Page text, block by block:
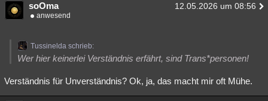
soOma 12.05.2026 um 08:56
anwesend
Tussinelda schrieb:
Wer hier keinerlei Verständnis erfährt, sind Trans*personen!
Verständnis für Unverständnis? Ok, ja, das macht mir oft Mühe.